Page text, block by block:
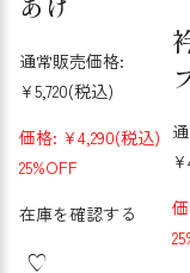
通常販売価格:
¥5,720(税込)
価格: ¥4,290(税込)
25%OFF
在庫を確認する